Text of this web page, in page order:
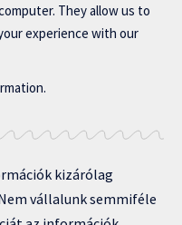
They allow us to
experience with our
kizárólag
vállalunk semmiféle